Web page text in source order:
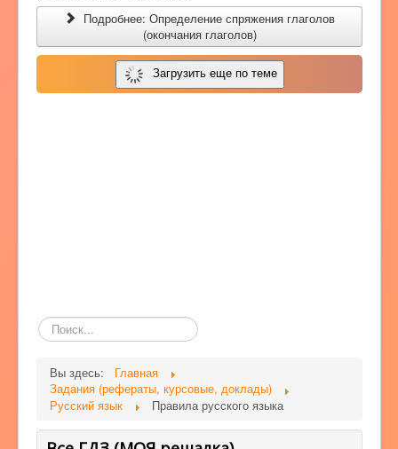
Подробнее: Определение спряжения глаголов
(окончания глаголов)
Загрузить еще по теме
Поиск
по
Вы здесь:
Главная
Задания (рефераты, курсовые, доклады)
Русский язык
Правила русского языка